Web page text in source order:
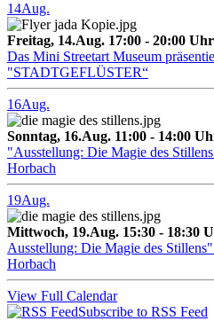
14Aug.
Freitag, 14.Aug. 17:00 - 20:00 Uhr
Das Mini Streetart Museum
"STADTGEFLÜSTER“
16Aug.
Sonntag, 16.Aug. 11:00 - 14:00
"Ausstellung: Die Magie des
Horbach
19Aug.
Mittwoch, 19.Aug. 15:30 - 18:30
Ausstellung: Die Magie des
Horbach
View Full Calendar
Subscribe to RSS Feed